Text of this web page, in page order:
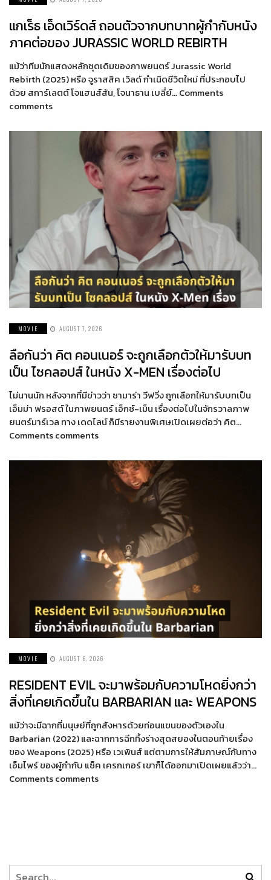
แกเร็ธ เอ็ดเวิร์ดส์ ถอนตัวจากบทบาทผู้กำกับหนัง
ภาคต่อของ JURASSIC WORLD REBIRTH
แม้ว่าทีมนักแสดงหลักชุดเดิมของภาพยนตร์ Jurassic World
Rebirth (2025) หรือ จูราสสิค เวิลด์ กำเนิดชีวิตใหม่ ที่ประกอบไป
ด้วย สการ์เลตต์ โจแฮนส์สัน, โจนาธาน เบลี่ย์… Comments
comments
MOVIE AUGUST 7, 2026
ลือกันว่า คิต คอนเนอร์ จะถูกเลือกตัวให้มารับบท
เป็น ไซคลอปส์ ในหนัง X-MEN เรื่องต่อไป
ไม่นานนัก หลังจากที่มีข่าวว่า ซามาร่า วีฟวิ่ง ถูกเลือกให้มารับบทเป็น
เอ็มม่า ฟรอสต์ ในภาพยนตร์ เอ็กซ์-เม็น เรื่องต่อไปในจักรวาลภาพ
ยนตร์มาร์เวล ทาง เดดไลน์ ก็มีรายงานพิเศษเปิดเผยต่อว่า คิต…
Comments comments
MOVIE AUGUST 6, 2026
RESIDENT EVIL จะมาพร้อมกับความโหดยิ่งกว่า
สิ่งที่เคยเกิดขึ้นใน BARBARIAN และ WEAPONS
แม้ว่าจะมีฉากที่มนุษย์ที่ถูกสังหารด้วยท่อนแขนของตัวเองใน
Barbarian (2022) และฉากการฉีกทึ้งร่างสุดสยองในตอนท้ายเรื่อง
ของ Weapons (2025) หรือ เวเพินส์ แต่ตามการให้สัมภาษณ์กับทาง
เอ็มไพร์ ของผู้กำกับ แซ็ค เครกเกอร์ เขาก็ได้ออกมาเปิดเผยแล้วว่า…
Comments comments